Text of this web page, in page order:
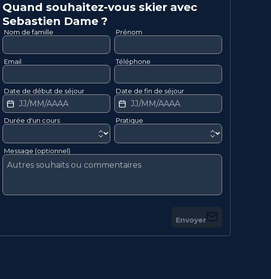
Quand souhaitez-vous skier avec
Sebastien Dame ?
Nom de famille Prénom
Email Téléphone
Date de début de séjour Date de fin de séjour
Durée d'un cours Pratique
Message (optionnel)
Envoyer